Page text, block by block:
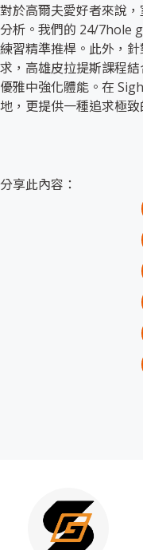
對於高爾夫愛好者來說
分析。我們的 24/7hole
練習精準推桿。此外，
求，高雄皮拉提斯課程
優雅中強化體能。在
地，更提供一種追求極致
分享此內容：